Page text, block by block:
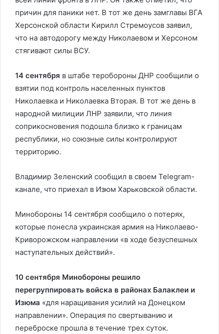
причин для паники нет. В тот же день замглавы ВГА
Херсонской области Кирилл Стремоусов заявил,
что на автодорогу между Николаевом и Херсоном
стягивают силы ВСУ.
14 сентября в штабе теробороны ДНР сообщили о
взятии под контроль населенных пунктов
Николаевка и Николаевка Вторая. В тот же день в
народной милиции ЛНР заявили, что линия
соприкосновения подошла близко к границам
республики, но союзные силы контролируют
территорию.
Владимир Зеленский сообщил в своем Telegram-
канале, что приехал в Изюм Харьковской области.
Минобороны 14 сентября сообщило о потерях,
которые понесла украинская армия на Николаево-
Криворожском направлении «в ходе безуспешных
наступательных действий».
10 сентября Минобороны решило
перегруппировать войска в районах Балаклеи и
Изюма «для наращивания усилий на Донецком
направлении». Операция по свертыванию и
переброске прошла в течение трех суток.